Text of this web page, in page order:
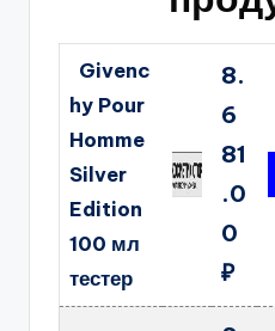
Givenc
hy Pour
Homme
Silver
Edition
100 мл
тестер
8.
6
81
.0
0
₽